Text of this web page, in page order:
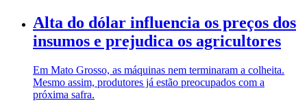
Alta do dólar influencia os preços dos
insumos e prejudica os agricultores
Em Mato Grosso, as máquinas nem terminaram a colheita.
Mesmo assim, produtores já estão preocupados com a
próxima safra.